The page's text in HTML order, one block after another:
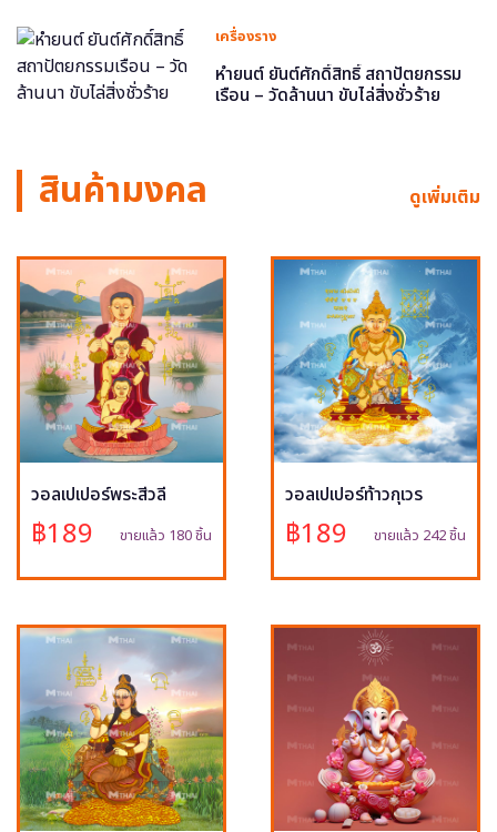
เครื่องราง
หำยนต์ ยันต์ศักดิ์สิทธิ์ สถาปัตยกรรม
เรือน – วัดล้านนา ขับไล่สิ่งชั่วร้าย
สินค้ามงคล ดูเพิ่มเติม
วอลเปเปอร์พระสีวลี
฿189 ขายแล้ว 180 ชิ้น
วอลเปเปอร์ท้าวกุเวร
฿189 ขายแล้ว 242 ชิ้น